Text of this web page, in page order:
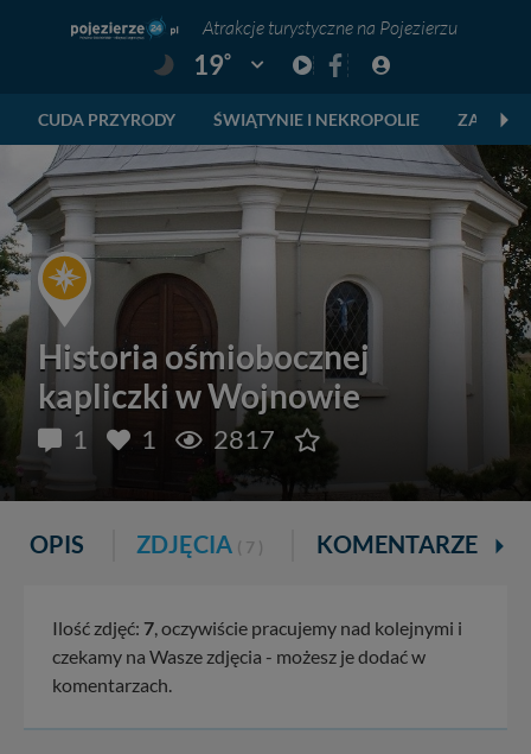
Atrakcje turystyczne na Pojezierzu
19° Pogoda: Gniezno
CUDA PRZYRODY ŚWIĄTYNIE I NEKROPOLIE ZABYTKI
Historia ośmiobocznej
kapliczki w Wojnowie
1 1 2817
OPIS ZDJĘCIA ( 7 ) KOMENTARZE ( 1 )
Ilość zdjęć: 7, oczywiście pracujemy nad kolejnymi i
czekamy na Wasze zdjęcia - możesz je dodać w
komentarzach.